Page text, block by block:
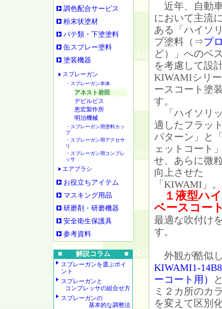
調色配合サービス
粉末状塗材
パテ類・下塗塗料
缶スプレー塗料
塗装機器
スプレーガン
・スプレーガン本体
アネスト岩田
デビルビス
恵宏製作所
明治機械
・スプレーガン用塗料カッ
プ
・スプレーガン用アクセサ
リ
・スプレーガン用コンプレ
ッサ
エアブラシ
お役立ちアイテム
マスキング用品
研磨剤・研磨機器
安全衛生保護具
参考資料
■ 解説コラム ■
スプレーガンを選ぶポイ
ント
スプレーガンと
コンプレッサの組合せ方
スプレーガンの
基本的な調整法
近年、自動
において主流
ある「ハイソ
プ塗料（⇒プ
ど）」へのベ
を考慮して設
KIWAMIシリ
ースコート塗
す。
「ハイソリ
適したフラッ
パターン」と
ェットコート
せ、あらに微
向上させた
「KIWAMI」。
１液型ハ
ベースコー
最適な吹付け
す。
外観が酷似
KIWAMI1-
ーコート用）
ミ２カ所のカ
を変えて区別